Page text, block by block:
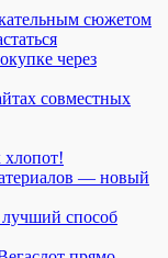
сюжетом
через
совместных
— новый
способ